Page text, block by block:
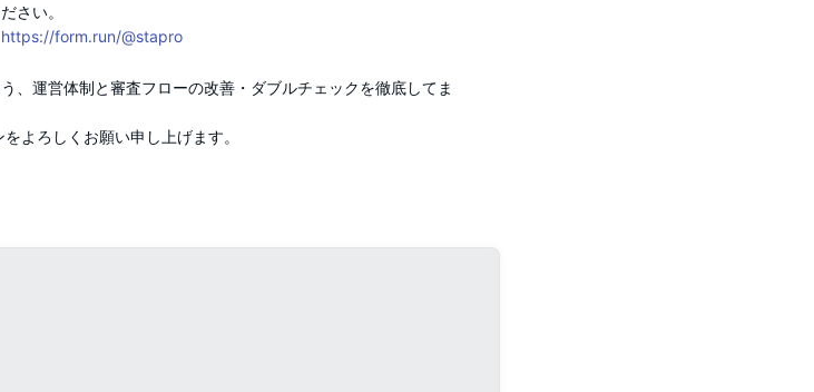
さい。
https://form.run/@stapro
、運営体制と審査フローの改善・ダブルチェックを徹底してま
よろしくお願い申し上げます。